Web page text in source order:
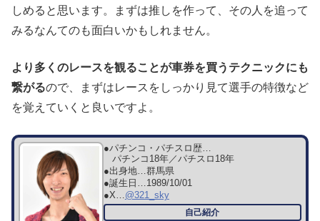
しめると思います。まずは推しを作って、その人を追って
みるなんてのも面白いかもしれません。
より多くのレースを観ることが車券を買うテクニックにも
繋がるので、まずはレースをしっかり見て選手の特徴など
を覚えていくと良いですよ。
●パチンコ・パチスロ歴…
パチンコ18年／パチスロ18年
●出身地… 群馬県
●誕生日… 1989/10/01
●X… @321_sky